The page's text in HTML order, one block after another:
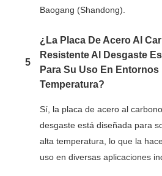
Baogang (Shandong).
5
¿La Placa De Acero Al
Resistente Al Desgaste
Para Su Uso En Entornos
Temperatura?
Sí, la placa de acero al
desgaste está diseñada para
alta temperatura, lo que la
uso en diversas aplicaciones